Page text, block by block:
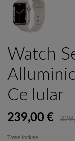
Watch
Cellular
239,00 €
Tasse incluse